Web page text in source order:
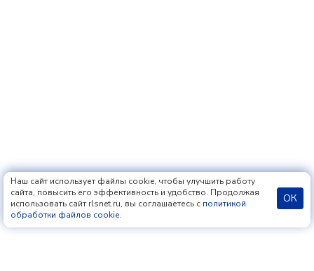
Наш сайт использует файлы cookie, чтобы улучшить работу
сайта, повысить его эффективность и удобство. Продолжая
использовать сайт rlsnet.ru, вы соглашаетесь с политикой
обработки файлов cookie.
ОК